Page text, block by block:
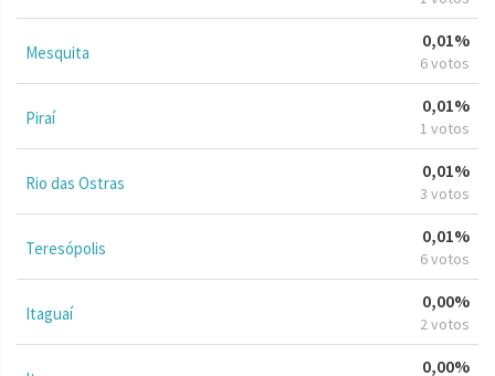
Mesquita
0,01%
6 votos
Piraí
0,01%
1 votos
Rio das Ostras
0,01%
3 votos
Teresópolis
0,01%
6 votos
Itaguaí
0,00%
2 votos
0,00%